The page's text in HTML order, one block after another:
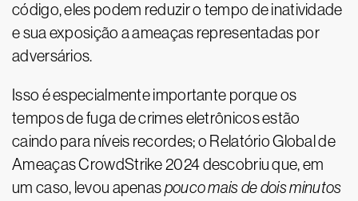
código, eles podem reduzir o tempo de inatividade
e sua exposição a ameaças representadas por
adversários.
Isso é especialmente importante porque os
tempos de fuga de crimes eletrônicos estão
caindo para níveis recordes; o Relatório Global de
Ameaças CrowdStrike 2024 descobriu que, em
um caso, levou apenaspouco mais de dois minutos